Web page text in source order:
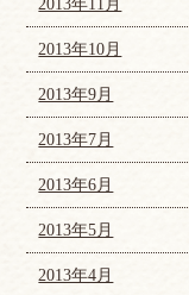
2013年11月
2013年10月
2013年9月
2013年7月
2013年6月
2013年5月
2013年4月